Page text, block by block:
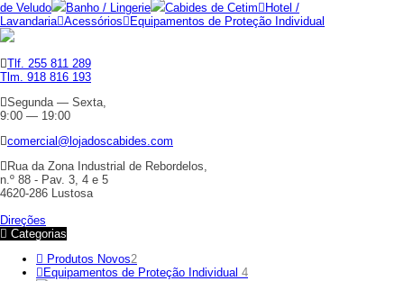
de Veludo
Banho / Lingerie Cabides de Cetim
Hotel /
Lavandaria Acessórios Equipamentos de Proteção Individual
Tlf. 255 811 289
Tlm. 918 816 193
Segunda — Sexta,
9:00 — 19:00
comercial@lojadoscabides.com
Rua da Zona Industrial de Rebordelos,
n.º 88 - Pav. 3, 4 e 5
4620-286 Lustosa
Direções
Categorias
Produtos Novos2
Equipamentos de Proteção Individual 4